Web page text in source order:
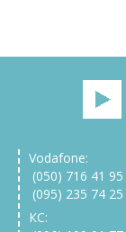
Vodafone:
(050) 716 41 95
(095) 235 74 25
КС: